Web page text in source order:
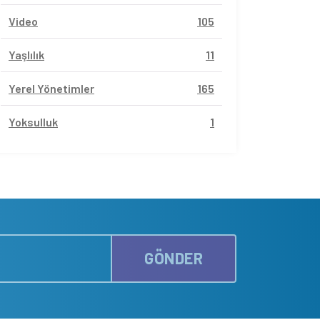
Video 105
Yaşlılık 11
Yerel Yönetimler 165
Yoksulluk 1
GÖNDER